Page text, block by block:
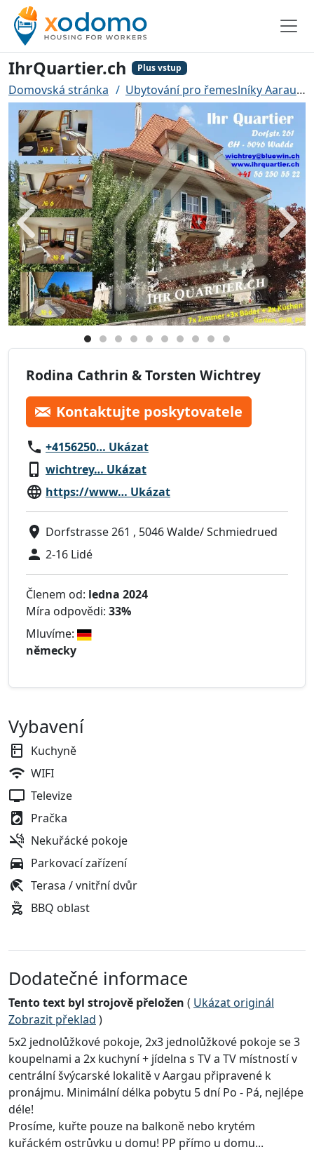
IhrQuartier.ch Plus vstup
Domovská stránka Ubytování pro řemeslníky Aarau
Zadní Dále
Rodina Cathrin & Torsten Wichtrey
Kontaktujte poskytovatele
+4156250… Ukázat
wichtrey… Ukázat
https://www… Ukázat
Dorfstrasse 261 , 5046 Walde/ Schmiedrued
2-16 Lidé
Členem od: ledna 2024
Míra odpovědi: 33%
Mluvíme:
německy
Vybavení
Kuchyně
WIFI
Televize
Pračka
Nekuřácké pokoje
Parkovací zařízení
Terasa / vnitřní dvůr
BBQ oblast
Dodatečné informace
Tento text byl strojově přeložen ( Ukázat originál
Zobrazit překlad )
5x2 jednolůžkové pokoje, 2x3 jednolůžkové pokoje se 3
koupelnami a 2x kuchyní + jídelna s TV a TV místností v
centrální švýcarské lokalitě v Aargau připravené k
pronájmu. Minimální délka pobytu 5 dní Po - Pá, nejlépe
déle!
Prosíme, kuřte pouze na balkoně nebo krytém
kuřáckém ostrůvku u domu! PP přímo u domu...